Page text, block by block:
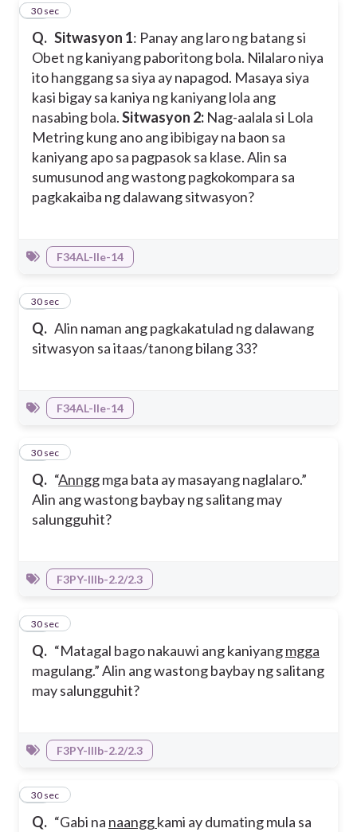
Q. Sitwasyon 1: Panay ang laro ng batang si
Obet ng kaniyang paboritong bola. Nilalaro niya
ito hanggang sa siya ay napagod. Masaya siya
kasi bigay sa kaniya ng kaniyang lola ang
nasabing bola.Sitwasyon 2: Nag-aalala si Lola
Metring kung ano ang ibibigay na baon sa
kaniyang apo sa pagpasok sa klase.Alin sa
sumusunod ang wastong pagkokompara sa
pagkakaiba ng dalawang sitwasyon?
33
30 sec
F34AL-IIe-14
Q. Alin naman ang pagkakatulad ng dalawang
sitwasyon sa itaas/tanong bilang 33?
34
30 sec
F34AL-IIe-14
Q. “Annggmga bata ay masayang naglalaro.”
Alin ang wastong baybay ng salitang may
salungguhit?
35
30 sec
F3PY-IIIb-2.2/2.3
Q. “Matagal bago nakauwi ang kaniyangmgga
magulang.” Alin ang wastong baybay ng salitang
may salungguhit?
36
30 sec
F3PY-IIIb-2.2/2.3
Q. “Gabi na naanggkami ay dumating mula sa
37
30 sec